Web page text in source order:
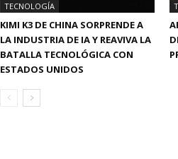
TECNOLOGÍA
KIMI K3 DE CHINA SORPRENDE A
LA INDUSTRIA DE IA Y REAVIVA LA
BATALLA TECNOLÓGICA CON
ESTADOS UNIDOS